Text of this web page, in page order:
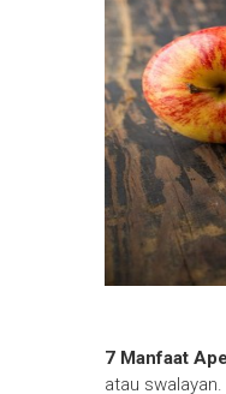
7 Manfaat
atau